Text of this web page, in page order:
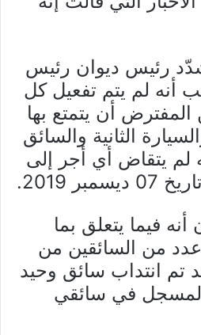
رئيس ديوان رئيس
لم يتم تفعيل كل
المفترض أن يتمتع بها
الثانية والسائق
لم يتقاض أي أجر إلى
2019.
أنه فيما يتعلق بما
من السائقين من
تم انتداب سائق وحيد
في سائقي